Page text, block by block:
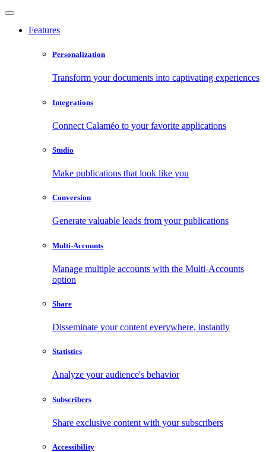
Features
Personalization
Transform your documents into captivating experiences
Integrations
Connect Calaméo to your favorite applications
Studio
Make publications that look like you
Conversion
Generate valuable leads from your publications
Multi-Accounts
Manage multiple accounts with the Multi-Accounts
option
Share
Disseminate your content everywhere, instantly
Statistics
Analyze your audience's behavior
Subscribers
Share exclusive content with your subscribers
Accessibility